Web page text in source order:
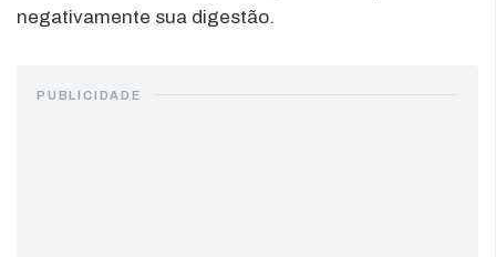
negativamente sua digestão.
PUBLICIDADE